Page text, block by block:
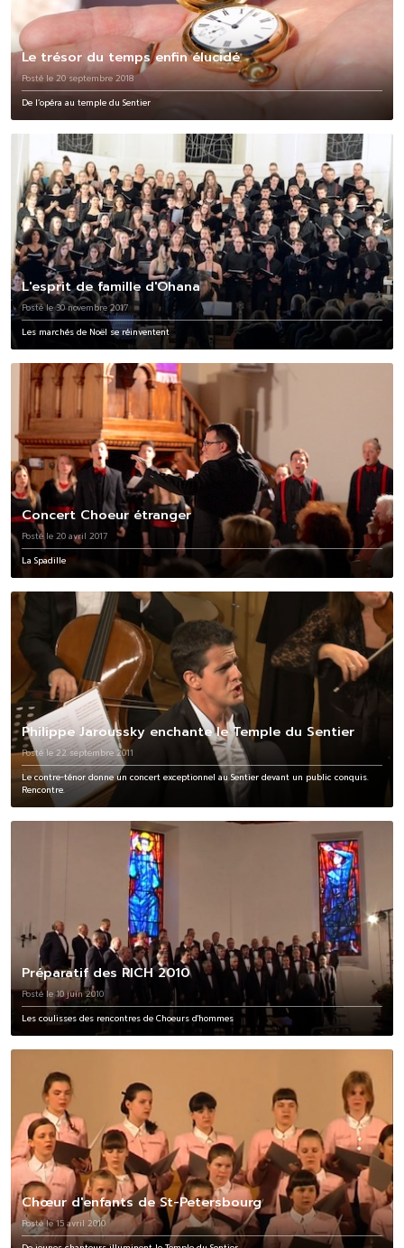
Le trésor du temps enfin élucidé
Posté le 20 septembre 2018
De l’opéra au temple du Sentier
L'esprit de famille d'Ohana
Posté le 30 novembre 2017
Les marchés de Noël se réinventent
Concert Choeur étranger
Posté le 20 avril 2017
La Spadille
Philippe Jaroussky enchante le Temple du Sentier
Posté le 22 septembre 2011
Le contre-ténor donne un concert exceptionnel au Sentier devant un public conquis.
Rencontre.
Préparatif des RICH 2010
Posté le 10 juin 2010
Les coulisses des rencontres de Choeurs d'hommes
Chœur d'enfants de St-Petersbourg
Posté le 15 avril 2010